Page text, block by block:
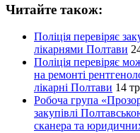
Читайте також:
Поліція перевіряє
лікарнями Полтави
Поліція перевіряє
на ремонті
лікарні Полтави 14
Робоча група
закупівлі
сканера та